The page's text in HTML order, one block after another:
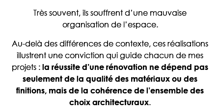
Très souvent, ils souffrent d’une mauvaise
organisation de l’espace.
Au-delà des différences de contexte, ces réalisations
illustrent une conviction qui guide chacun de mes
projets : la réussite d’une rénovation ne dépend pas
seulement de la qualité des matériaux ou des
finitions, mais de la cohérence de l’ensemble des
choix architecturaux.